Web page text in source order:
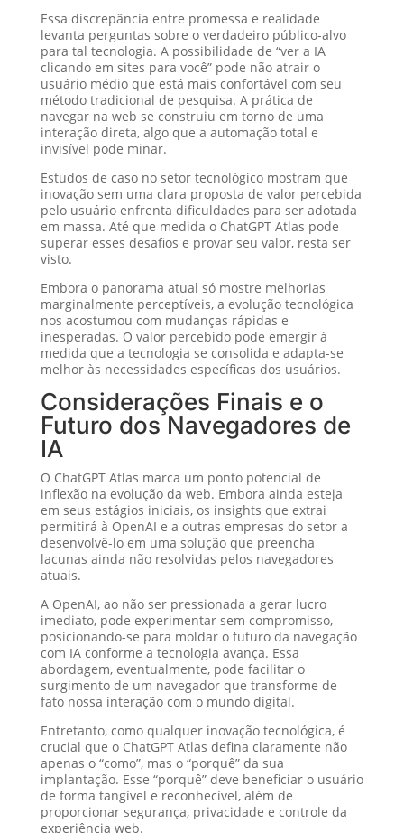
Essa discrepância entre promessa e realidade
levanta perguntas sobre o verdadeiro público-alvo
para tal tecnologia. A possibilidade de “ver a IA
clicando em sites para você” pode não atrair o
usuário médio que está mais confortável com seu
método tradicional de pesquisa. A prática de
navegar na web se construiu em torno de uma
interação direta, algo que a automação total e
invisível pode minar.
Estudos de caso no setor tecnológico mostram que
inovação sem uma clara proposta de valor percebida
pelo usuário enfrenta dificuldades para ser adotada
em massa. Até que medida o ChatGPT Atlas pode
superar esses desafios e provar seu valor, resta ser
visto.
Embora o panorama atual só mostre melhorias
marginalmente perceptíveis, a evolução tecnológica
nos acostumou com mudanças rápidas e
inesperadas. O valor percebido pode emergir à
medida que a tecnologia se consolida e adapta-se
melhor às necessidades específicas dos usuários.
Considerações Finais e o
Futuro dos Navegadores de
IA
O ChatGPT Atlas marca um ponto potencial de
inflexão na evolução da web. Embora ainda esteja
em seus estágios iniciais, os insights que extrai
permitirá à OpenAI e a outras empresas do setor a
desenvolvê-lo em uma solução que preencha
lacunas ainda não resolvidas pelos navegadores
atuais.
A OpenAI, ao não ser pressionada a gerar lucro
imediato, pode experimentar sem compromisso,
posicionando-se para moldar o futuro da navegação
com IA conforme a tecnologia avança. Essa
abordagem, eventualmente, pode facilitar o
surgimento de um navegador que transforme de
fato nossa interação com o mundo digital.
Entretanto, como qualquer inovação tecnológica, é
crucial que o ChatGPT Atlas defina claramente não
apenas o “como”, mas o “porquê” da sua
implantação. Esse “porquê” deve beneficiar o usuário
de forma tangível e reconhecível, além de
proporcionar segurança, privacidade e controle da
experiência web.